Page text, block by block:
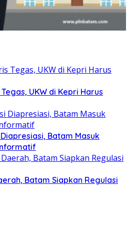
UKW di Kepri Harus
Batam Masuk
Batam Siapkan Regulasi